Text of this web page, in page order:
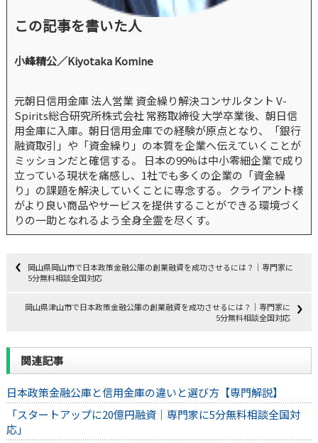
この記事を書いた人
小峰精公／Kiyotaka Komine
元朝日信用金庫 法人営業 資金繰り解決コンサルタント V-
Spirits総合研究所株式会社 常務取締役 大学卒業後、朝日信
用金庫に入庫。朝日信用金庫での経験が原点となり、「銀行
融資取引」や「資金繰り」の本質を企業へ伝えていくことが
ミッションだと確信する。 日本の99%は中小零細企業で成り
立っている現状を痛感し、1社でも多くの企業の「資金繰
り」の課題を解決していくことに専念する。 クライアント様
がより良い商品やサービスを提供することができる環境づく
りの一助となれるよう全身全霊を尽くす。
岡山県岡山市で日本政策金融公庫の創業融資を成功させるには？｜専門家に
5分無料相談全国対応
岡山県津山市で日本政策金融公庫の創業融資を成功させるには？｜専門家に
5分無料相談全国対応
関連記事
日本政策金融公庫と信用金庫の違いと選び方【専門解説】
「スタートアップに20億円融資｜専門家に5分無料相談全国対
応」